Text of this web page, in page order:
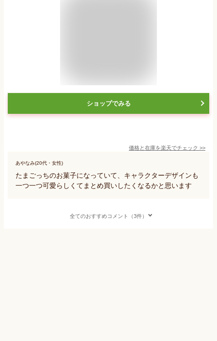
ショップでみる
価格と在庫を楽天でチェック >>
あやなみ(20代・女性)
たまごっちのお菓子になっていて、キャラクターデザインも
一つ一つ可愛らしくてまとめ買いしたくなるかと思います
全てのおすすめコメント（3件）